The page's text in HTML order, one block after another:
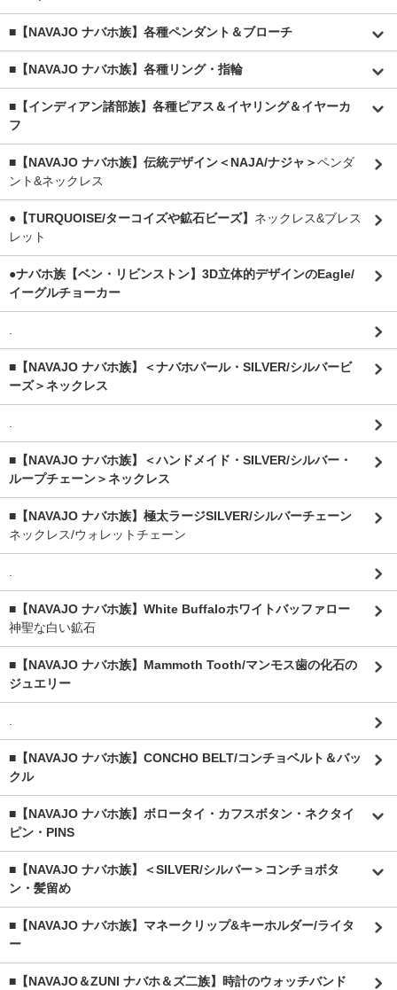
■【NAVAJO ナバホ族】各種ペンダント＆ブローチ
■【NAVAJO ナバホ族】各種リング・指輪
■【インディアン諸部族】各種ピアス＆イヤリング＆イヤーカ
フ
■【NAVAJO ナバホ族】伝統デザイン＜NAJA/ナジャ＞ペンダ
ント&ネックレス
●【TURQUOISE/ターコイズや鉱石ビーズ】 ネックレス&ブレス
レット
●ナバホ族【ベン・リビンストン】3D立体的デザインのEagle/
イーグルチョーカー
.
■【NAVAJO ナバホ族】＜ナバホパール・SILVER/シルバービ
ーズ＞ネックレス
.
■【NAVAJO ナバホ族】＜ハンドメイド・SILVER/シルバー・
ループチェーン＞ネックレス
■【NAVAJO ナバホ族】極太ラージSILVER/シルバーチェーン
ネックレス/ウォレットチェーン
.
■【NAVAJO ナバホ族】White Buffaloホワイトバッファロー
神聖な白い鉱石
■【NAVAJO ナバホ族】Mammoth Tooth/マンモス歯の化石の
ジュエリー
.
■【NAVAJO ナバホ族】CONCHO BELT/コンチョベルト＆バッ
クル
■【NAVAJO ナバホ族】ボロータイ・カフスボタン・ネクタイ
ピン・PINS
■【NAVAJO ナバホ族】＜SILVER/シルバー＞コンチョボタ
ン・髪留め
■【NAVAJO ナバホ族】マネークリップ&キーホルダー/ライタ
ー
■【NAVAJO＆ZUNI ナバホ＆ズ二族】時計のウォッチバンド